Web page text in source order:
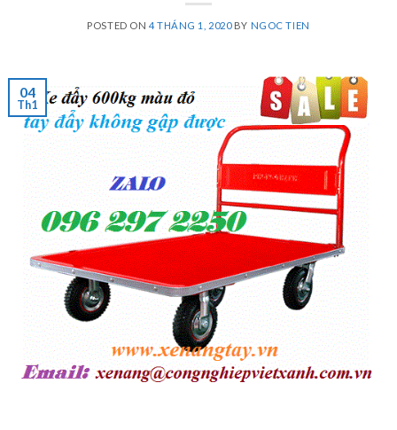
POSTED ON 4 THÁNG 1, 2020BY NGOC TIEN
04
Th1